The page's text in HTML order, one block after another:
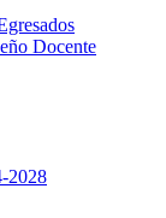
Docente
2028